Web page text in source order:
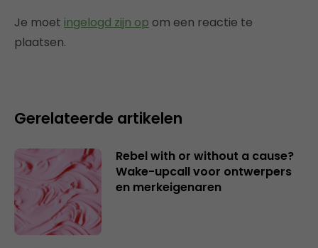
Je moet ingelogd zijn op om een reactie te
plaatsen.
Gerelateerde artikelen
Rebel with or without a cause?
Wake-upcall voor ontwerpers
en merkeigenaren